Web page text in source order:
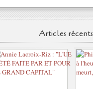
Articles récents